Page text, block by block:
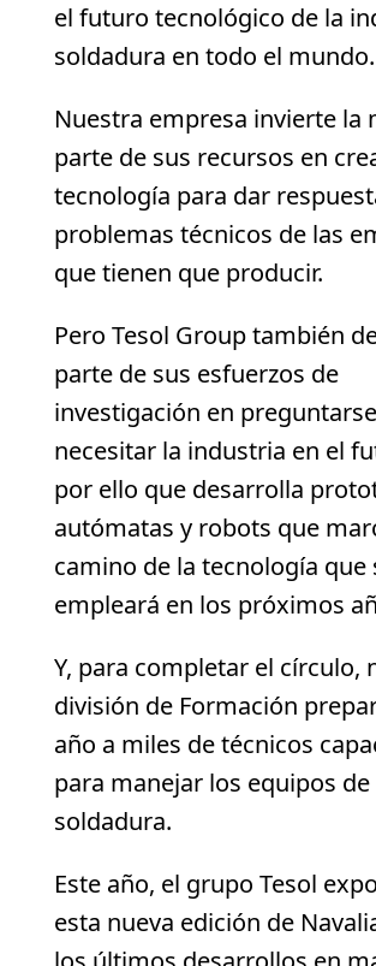
el futuro tecnológico de la
soldadura en todo el mundo.
Nuestra empresa invierte la
parte de sus recursos en
tecnología para dar
problemas técnicos de las
que tienen que producir.
Pero Tesol Group también
parte de sus esfuerzos de
investigación en
necesitar la industria en el
por ello que desarrolla
autómatas y robots que
camino de la tecnología que
empleará en los próximos
Y, para completar el círculo,
división de Formación
año a miles de técnicos
para manejar los equipos de
soldadura.
Este año, el grupo Tesol
esta nueva edición de